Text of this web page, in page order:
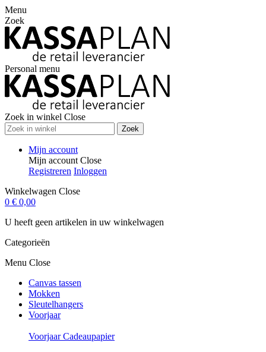
Menu
Zoek
Personal menu
Zoek in winkel Close
Zoek
Mijn account
Mijn account Close
Registreren Inloggen
Winkelwagen Close
0 € 0,00
U heeft geen artikelen in uw winkelwagen
Categorieën
Menu Close
Canvas tassen
Mokken
Sleutelhangers
Voorjaar
Voorjaar Cadeaupapier